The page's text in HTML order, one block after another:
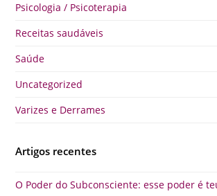
Psicologia / Psicoterapia
Receitas saudáveis
Saúde
Uncategorized
Varizes e Derrames
Artigos recentes
O Poder do Subconsciente: esse poder é